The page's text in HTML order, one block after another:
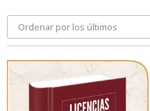
Ordenar por los últimos